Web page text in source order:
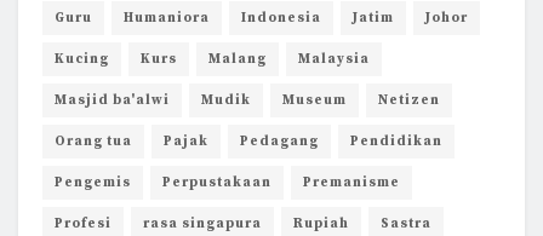
Guru Humaniora Indonesia Jatim Johor
Kucing Kurs Malang Malaysia
Masjid ba'alwi Mudik Museum Netizen
Orang tua Pajak Pedagang Pendidikan
Pengemis Perpustakaan Premanisme
Profesi rasa singapura Rupiah Sastra